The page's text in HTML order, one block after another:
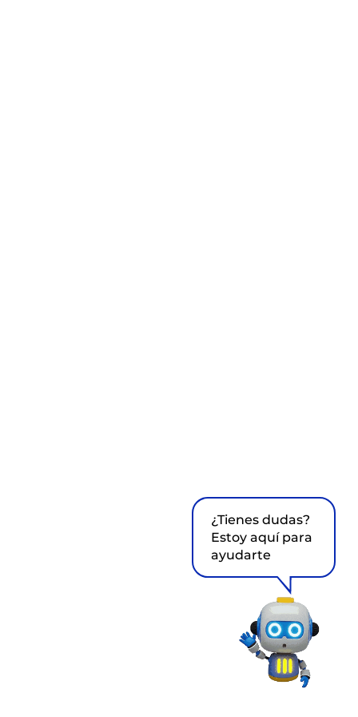
¿Tienes dudas?
Estoy aquí para
ayudarte